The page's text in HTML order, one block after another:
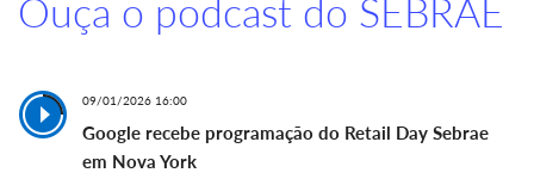
Ouça o podcast do SEBRAE
09/01/2026 16:00
Google recebe programação do Retail Day Sebrae
em Nova York